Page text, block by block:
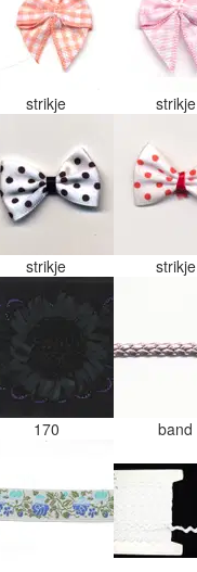
strikje strikje
strikje strikje
170 band